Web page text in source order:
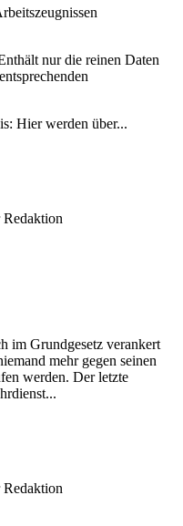
nur die reinen Daten
Hier werden über...
Redaktion
im Grundgesetz verankert
mehr gegen seinen
werden. Der letzte
Redaktion